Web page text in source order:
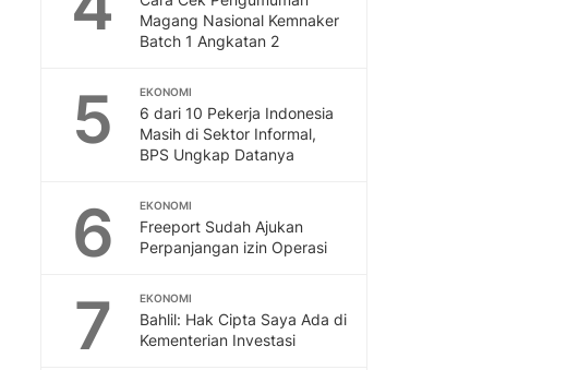
Magang Nasional Kemnaker
Batch 1 Angkatan 2
5 EKONOMI
6 dari 10 Pekerja Indonesia
Masih di Sektor Informal,
BPS Ungkap Datanya
6 EKONOMI
Freeport Sudah Ajukan
Perpanjangan izin Operasi
7 EKONOMI
Bahlil: Hak Cipta Saya Ada di
Kementerian Investasi